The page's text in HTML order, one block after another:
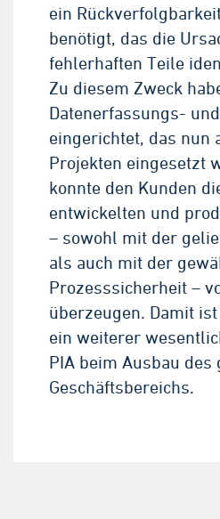
ein
benötigt, das die
fehlerhaften Teile
Zu diesem Zweck
Datenerfassungs-
eingerichtet, das nun
Projekten eingesetzt
konnte den Kunden
entwickelten und
– sowohl mit der
als auch mit der
Prozesssicherheit –
überzeugen. Damit
ein weiterer
PIA beim Ausbau
Geschäftsbereichs.